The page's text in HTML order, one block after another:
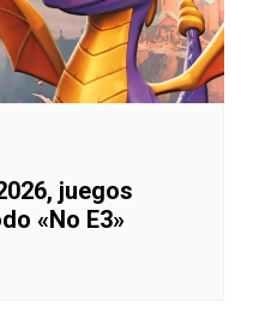
juegos
«No E3»